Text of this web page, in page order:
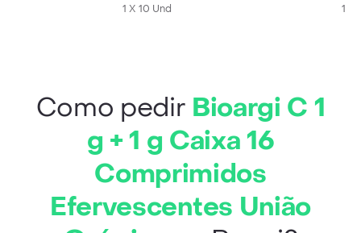
1 X 10 Und
1 X
Como pedir Bioargi C 1
g + 1 g Caixa 16
Comprimidos
Efervescentes União